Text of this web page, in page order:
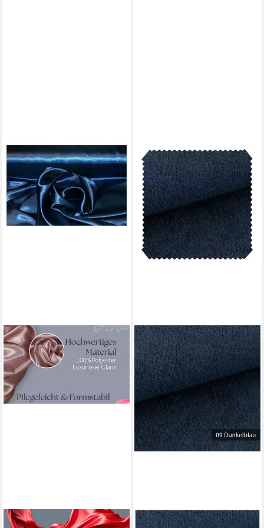
JIREX TRADING COMPANY NOVELY®